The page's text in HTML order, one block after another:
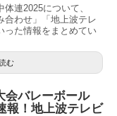
連2025について、
合わせ」「地上波テレ
った情報をまとめてい
む
会バレーボール
報！地上波テレビ